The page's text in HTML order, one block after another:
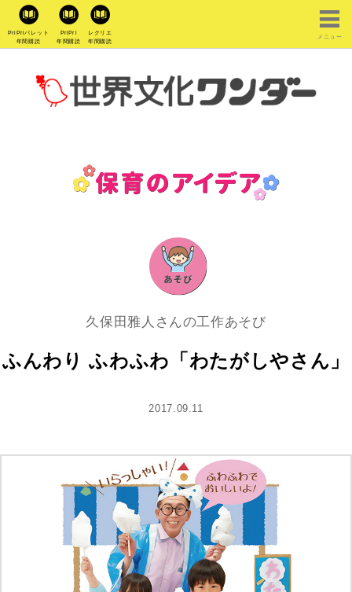
PriPriパレット
年間購読
PriPri
年間購読
レクリエ
年間購読
メニュー
久保田雅人さんの工作あそび
ふんわり ふわふわ「わたがしやさん」
2017.09.11